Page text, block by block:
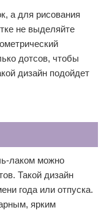
а для рисования
не выделяйте
дотсов, чтобы
дизайн подойдет
лаком можно
Такой дизайн
года или отпуска.
ярким